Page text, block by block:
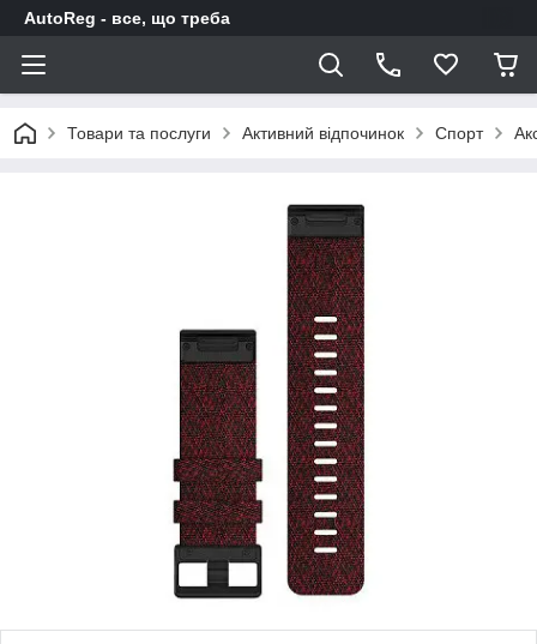
AutoReg - все, що треба
Товари та послуги Активний відпочинок Спорт